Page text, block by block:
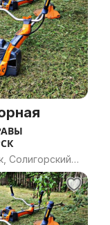
Солигорский
область